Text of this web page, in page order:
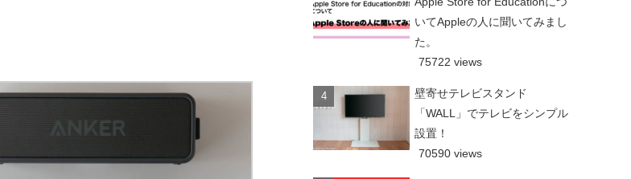
いてAppleの人に聞いてみまし
た。
75722 views
壁寄せテレビスタンド
「WALL」でテレビをシンプル
設置！
70590 views